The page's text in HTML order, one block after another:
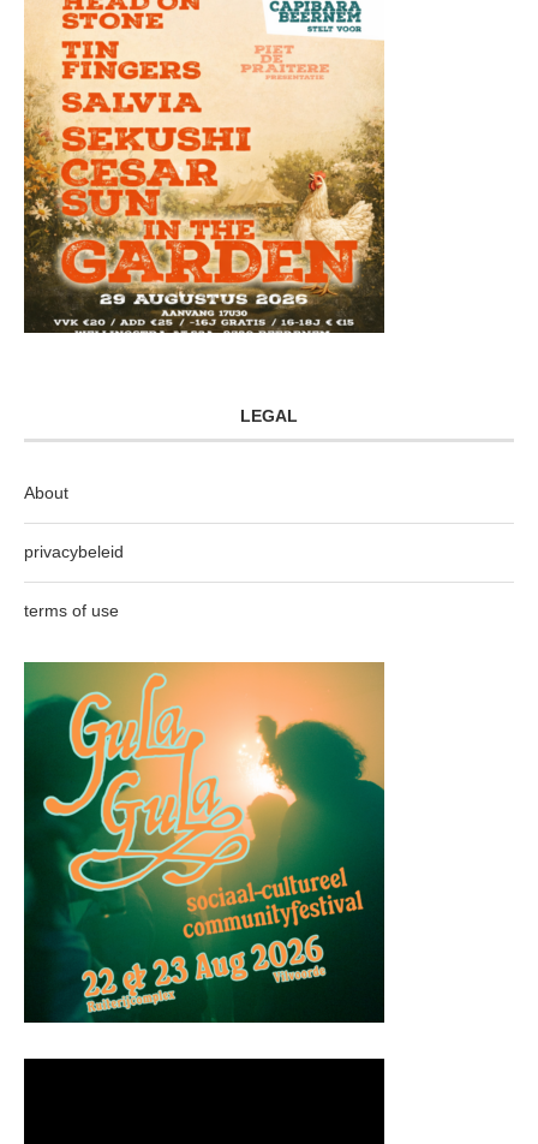
LEGAL
About
privacybeleid
terms of use